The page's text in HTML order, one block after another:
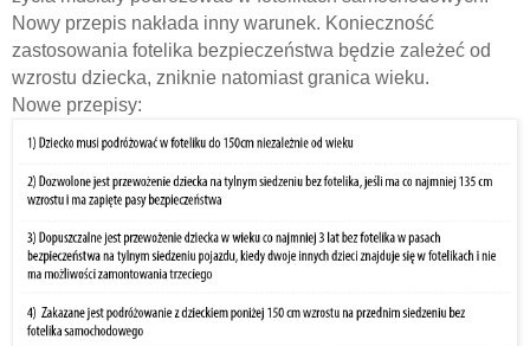
Nowy przepis nakłada inny warunek. Konieczność
zastosowania fotelika bezpieczeństwa będzie zależeć od
wzrostu dziecka, zniknie natomiast granica wieku.
Nowe przepisy: